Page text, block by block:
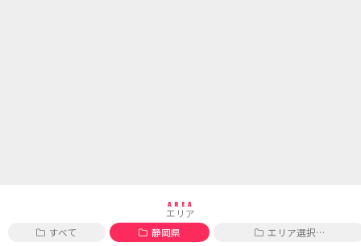
AREA
エリア
すべて
静岡県 エリア選択…